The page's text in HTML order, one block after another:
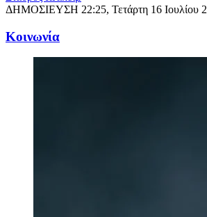
ΔΗΜΟΣΙΕΥΣΗ 22:25, Τετάρτη 16 Ιουλίου
Κοινωνία